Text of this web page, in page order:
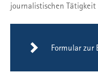
journalistischen Tätigkeit
Formular zur